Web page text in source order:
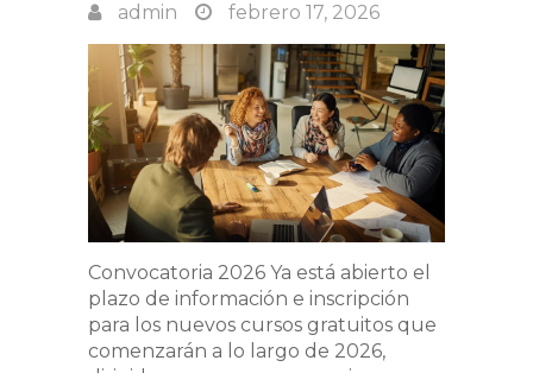
admin febrero 17, 2026
Convocatoria 2026 Ya está abierto el
plazo de información e inscripción
para los nuevos cursos gratuitos que
comenzarán a lo largo de 2026,